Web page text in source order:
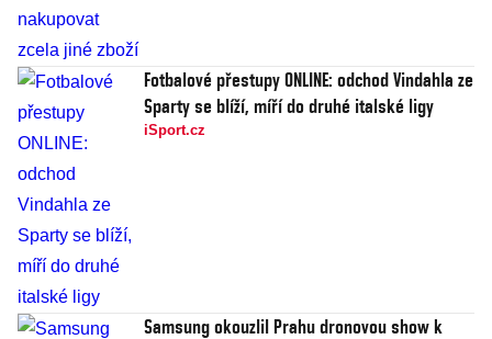
Fotbalové přestupy ONLINE: odchod Vindahla ze
Sparty se blíží, míří do druhé italské ligy
iSport.cz
Samsung okouzlil Prahu dronovou show k